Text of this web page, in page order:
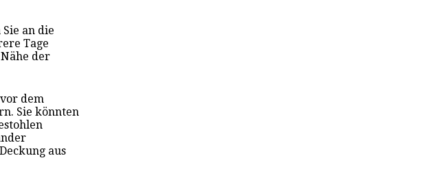
Sie an die
Tage
der
dem
Sie könnten
aus